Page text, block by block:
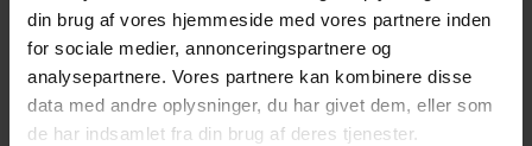
din brug af vores hjemmeside med vores partnere inden
for sociale medier, annonceringspartnere og
analysepartnere. Vores partnere kan kombinere disse
data med andre oplysninger, du har givet dem, eller som
de har indsamlet fra din brug af deres tjenester.
med andra material 🐭🐁
7. Vilken typ av bullerplank ska
jag välja?
Hos Poda kan du välja mellan bullerplank för både